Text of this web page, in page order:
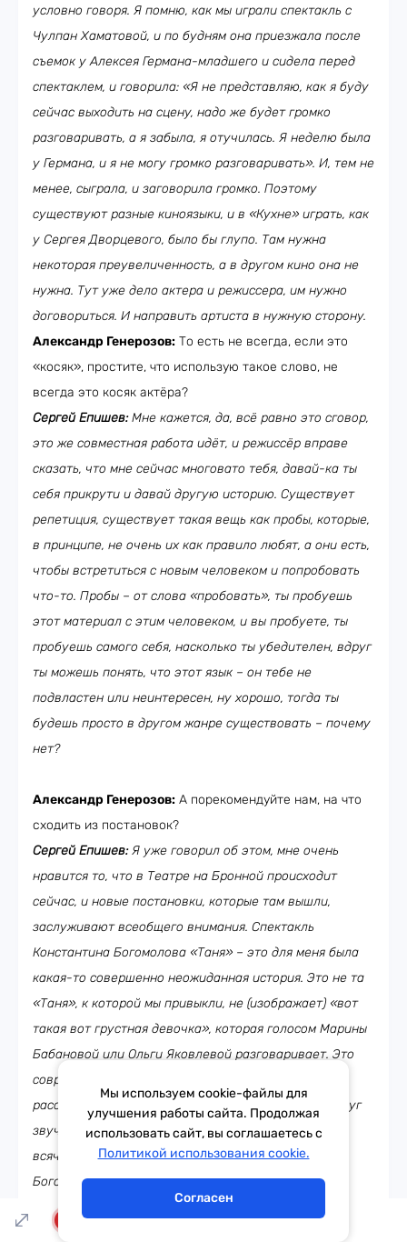
условно говоря. Я помню, как мы играли спектакль с
Чулпан Хаматовой, и по будням она приезжала после
съемок у Алексея Германа-младшего и сидела перед
спектаклем, и говорила: «Я не представляю, как я буду
сейчас выходить на сцену, надо же будет громко
разговаривать, а я забыла, я отучилась. Я неделю была
у Германа, и я не могу громко разговаривать». И, тем не
менее, сыграла, и заговорила громко. Поэтому
существуют разные киноязыки, и в «Кухне» играть, как
у Сергея Дворцевого, было бы глупо. Там нужна
некоторая преувеличенность, а в другом кино она не
нужна. Тут уже дело актера и режиссера, им нужно
договориться. И направить артиста в нужную сторону.
Александр Генерозов: То есть не всегда, если это
«косяк», простите, что использую такое слово, не
всегда это косяк актёра?
Сергей Епишев:Мне кажется, да, всё равно это сговор,
это же совместная работа идёт, и режиссёр вправе
сказать, что мне сейчас многовато тебя, давай-ка ты
себя прикрути и давай другую историю. Существует
репетиция, существует такая вещь как пробы, которые,
в принципе, не очень их как правило любят, а они есть,
чтобы встретиться с новым человеком и попробовать
что-то. Пробы – от слова «пробовать», ты пробуешь
этот материал с этим человеком, и вы пробуете, ты
пробуешь самого себя, насколько ты убедителен, вдруг
ты можешь понять, что этот язык – он тебе не
подвластен или неинтересен, ну хорошо, тогда ты
будешь просто в другом жанре существовать – почему
нет?
Александр Генерозов: А порекомендуйте нам, на что
сходить из постановок?
Сергей Епишев:Я уже говорил об этом, мне очень
нравится то, что в Театре на Бронной происходит
сейчас, и новые постановки, которые там вышли,
заслуживают всеобщего внимания. Спектакль
Константина Богомолова «Таня» – это для меня была
какая-то совершенно неожиданная история. Это не та
«Таня», к которой мы привыкли, не (изображает) «вот
такая вот грустная девочка», которая голосом Марины
Бабановой или Ольги Яковлевой разговаривает. Это
современная, то есть это история Арбузова, но
рассказанная современными людьми, и которая вдруг
звучит совершенно по-новому, и он заслуживает
всяческого внимания. Кроме того, «Мудрец» тоже
Богомолова в Театре Наций.
Александр Генерозов: Он же ваш друг! Вот вы и по-
дружески пиарите его сейчас, да (смеётся)?
Тема дня Гороскоп
Мы используем cookie-файлы для
улучшения работы сайта. Продолжая
использовать сайт, вы соглашаетесь с
Политикой использования cookie.
Согласен